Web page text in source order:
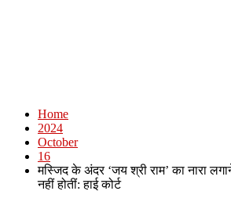
Home
2024
October
16
मस्जिद के अंदर ‘जय श्री राम’ का नारा
नहीं होतीं: हाई कोर्ट